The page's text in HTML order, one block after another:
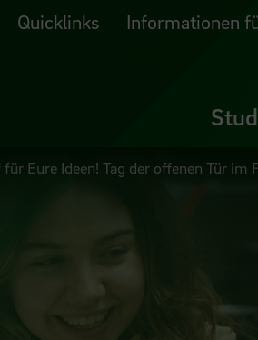
Quicklinks Informationen
für Eure Ideen! Tag der offenen Tür